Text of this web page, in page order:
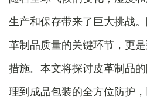
生产和保存带来了巨大挑战
革制品质量的关键环节，更
措施。本文将探讨皮革制品
理到成品包装的全方位防护